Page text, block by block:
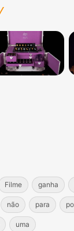
Filme ganha
não para
uma